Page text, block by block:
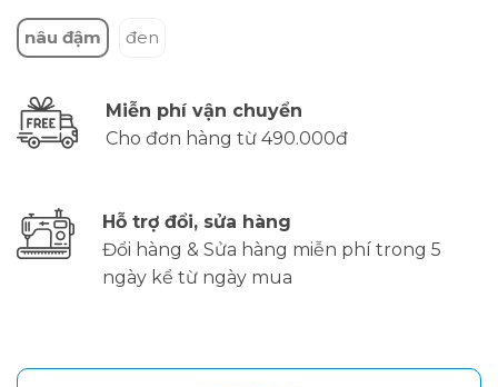
nâu đậm đen
Miễn phí vận chuyển
Cho đơn hàng từ 490.000đ
Hỗ trợ đổi, sửa hàng
Đổi hàng & Sửa hàng miễn phí trong 5
ngày kể từ ngày mua